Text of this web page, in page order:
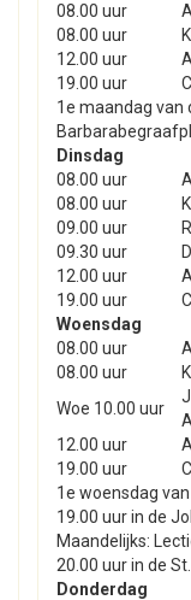
08.00 uur
08.00 uur
12.00 uur
19.00 uur
1e maandag van
Dinsdag
08.00 uur
08.00 uur
09.00 uur
09.30 uur
12.00 uur
19.00 uur
Woensdag
08.00 uur
08.00 uur
Woe 10.00 uur
12.00 uur
19.00 uur
1e woensdag
19.00 uur in de
Maandelijks:
20.00 uur in de
Donderdag